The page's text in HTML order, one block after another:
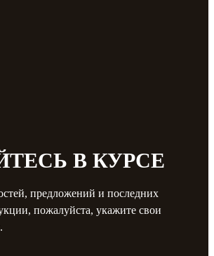
В КУРСЕ
предложений и последних
пожалуйста, укажите свои